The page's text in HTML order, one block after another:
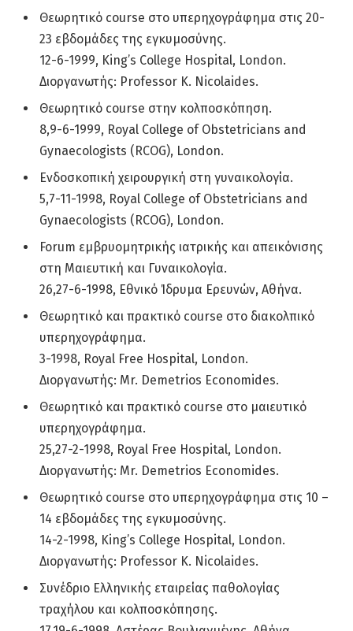
Θεωρητικό course στο υπερηχογράφημα στις 20-
23 εβδομάδες της εγκυμοσύνης.
12-6-1999, King’s College Hospital, London.
Διοργανωτής: Professor K. Nicolaides.
Θεωρητικό course στην κολποσκόπηση.
8,9-6-1999, Royal College of Obstetricians and
Gynaecologists (RCOG), London.
Ενδοσκοπική χειρουργική στη γυναικολογία.
5,7-11-1998, Royal College of Obstetricians and
Gynaecologists (RCOG), London.
Forum εμβρυομητρικής ιατρικής και απεικόνισης
στη Μαιευτική και Γυναικολογία.
26,27-6-1998, Εθνικό Ίδρυμα Ερευνών, Αθήνα.
Θεωρητικό και πρακτικό course στο διακολπικό
υπερηχογράφημα.
3-1998, Royal Free Hospital, London.
Διοργανωτής: Mr. Demetrios Economides.
Θεωρητικό και πρακτικό course στο μαιευτικό
υπερηχογράφημα.
25,27-2-1998, Royal Free Hospital, London.
Διοργανωτής: Mr. Demetrios Economides.
Θεωρητικό course στο υπερηχογράφημα στις 10 –
14 εβδομάδες της εγκυμοσύνης.
14-2-1998, King’s College Hospital, London.
Διοργανωτής: Professor K. Nicolaides.
Συνέδριο Ελληνικής εταιρείας παθολογίας
τραχήλου και κολποσκόπησης.